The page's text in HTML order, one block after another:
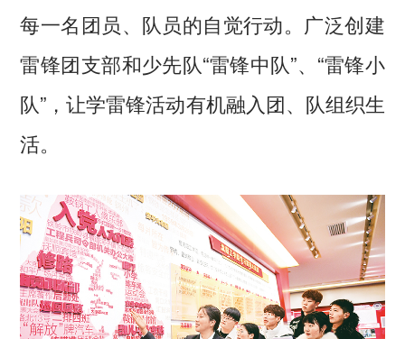
每一名团员、队员的自觉行动。广泛创建
雷锋团支部和少先队“雷锋中队”、“雷锋小
队”，让学雷锋活动有机融入团、队组织生
活。